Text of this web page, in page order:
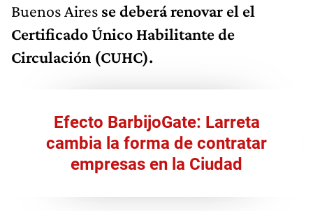
Buenos Aires se deberá renovar el el
Certificado Único Habilitante de
Circulación (CUHC).
Efecto BarbijoGate: Larreta
cambia la forma de contratar
empresas en la Ciudad